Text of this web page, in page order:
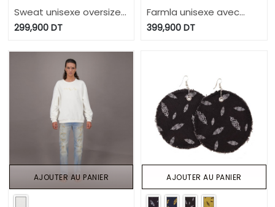
Sweat unisexe oversized
avec déchirure Heavy
FASHION WEEK 2024
299,900DT
Farmla unisexe avec
doublure matelassé en
399,900 DT
AJOUTER AU PANIER AJOUTER AU PANIER